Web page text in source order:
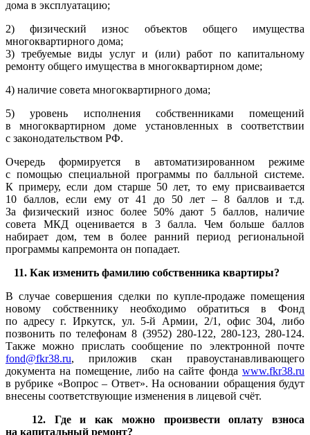
дома в эксплуатацию;
2) физический износ объектов общего имущества
многоквартирного дома;
3) требуемые виды услуг и (или) работ по капитальному
ремонту общего имущества в многоквартирном доме;
4) наличие совета многоквартирного дома;
5) уровень исполнения собственниками помещений
в многоквартирном доме установленных в соответствии
с законодательством РФ.
Очередь формируется в автоматизированном режиме
с помощью специальной программы по балльной системе.
К примеру, если дом старше 50 лет, то ему присваивается
10 баллов, если ему от 41 до 50 лет – 8 баллов и т.д.
За физический износ более 50% дают 5 баллов, наличие
совета МКД оценивается в 3 балла. Чем больше баллов
набирает дом, тем в более ранний период региональной
программы капремонта он попадает.
11. Как изменить фамилию собственника квартиры?
В случае совершения сделки по купле-продаже помещения
новому собственнику необходимо обратиться в Фонд
по адресу г. Иркутск, ул. 5-й Армии, 2/1, офис 304, либо
позвонить по телефонам 8 (3952) 280-122, 280-123, 280-124.
Также можно прислать сообщение по электронной почте
fond@fkr38.ru, приложив скан правоустанавливающего
документа на помещение, либо на сайте фонда www.fkr38.ru
в рубрике «Вопрос – Ответ». На основании обращения будут
внесены соответствующие изменения в лицевой счёт.
12. Где и как можно произвести оплату взноса
на капитальный ремонт?